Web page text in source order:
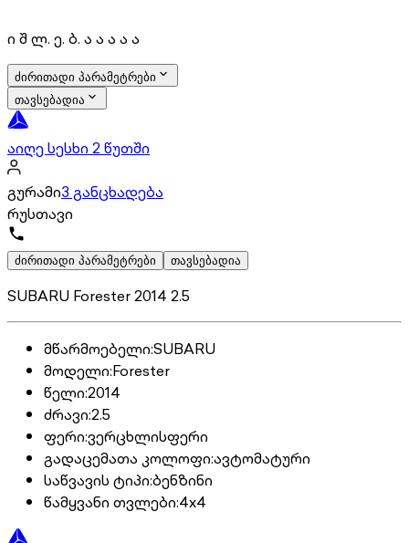
ი შ ლ. ე. ბ. ა ა ა ა ა
ძირითადი პარამეტრები
თავსებადია
აიღე სესხი 2 წუთში
გურამი3 განცხადება
რუსთავი
ძირითადი პარამეტრები თავსებადია
SUBARU Forester 2014 2.5
მწარმოებელი:SUBARU
მოდელი:Forester
წელი:2014
ძრავი:2.5
ფერი:ვერცხლისფერი
გადაცემათა კოლოფი:ავტომატური
საწვავის ტიპი:ბენზინი
წამყვანი თვლები:4x4